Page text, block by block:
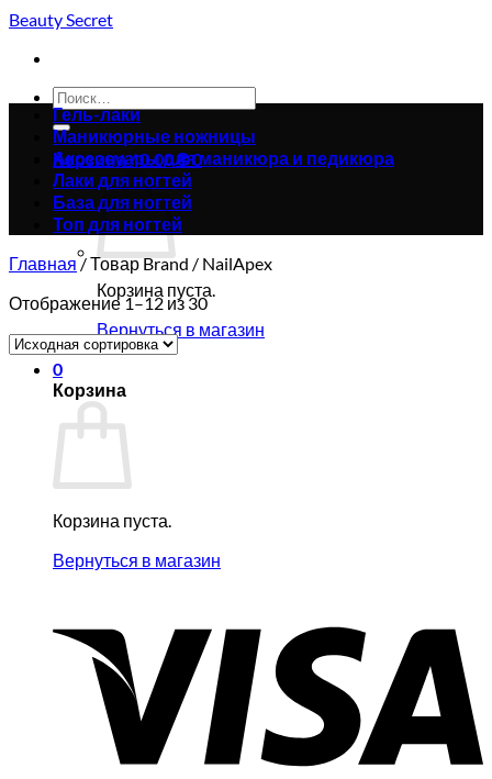
Skip
content
Beauty Secret
Искать:
Корзина /0.00₴0
Корзина пуста.
Вернуться в магазин
0
Корзина
Корзина пуста.
Вернуться в магазин
Гель-лаки
Маникюрные ножницы
Аксессуары для маникюра и педикюра
Лаки для ногтей
База для ногтей
Топ для ногтей
Главная /Товар Brand / NailApex
Отображение 1–12 из 30